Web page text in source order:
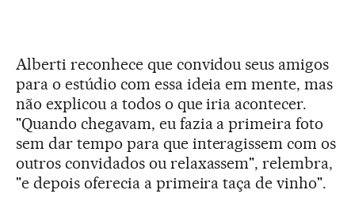
Alberti reconhece que convidou seus amigos
para o estúdio com essa ideia em mente, mas
não explicou a todos o que iria acontecer.
"Quando chegavam, eu fazia a primeira foto
sem dar tempo para que interagissem com os
outros convidados ou relaxassem", relembra,
"e depois oferecia a primeira taça de vinho".